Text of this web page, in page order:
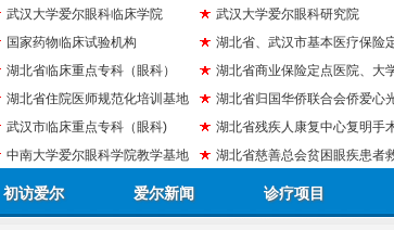
武汉大学爱尔眼科临床学院
国家药物临床试验机构
湖北省临床重点专科（眼科）
湖北省住院医师规范化培训基地
武汉市临床重点专科（眼科)
中南大学爱尔眼科学院教学基地
武汉大学爱尔眼科研究院
湖北省、武汉市基本医疗保险
湖北省商业保险定点医院、大
湖北省归国华侨联合会侨爱心
湖北省残疾人康复中心复明手
湖北省慈善总会贫困眼疾患者
初访爱尔 爱尔新闻 诊疗项目